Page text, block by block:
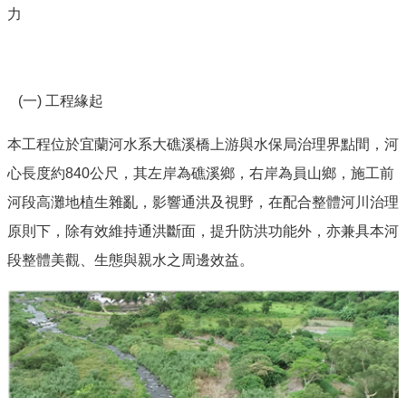
力
(一) 工程緣起
本工程位於宜蘭河水系大礁溪橋上游與水保局治理界點間，河
心長度約840公尺，其左岸為礁溪鄉，右岸為員山鄉，施工前
河段高灘地植生雜亂，影響通洪及視野，在配合整體河川治理
原則下，除有效維持通洪斷面，提升防洪功能外，亦兼具本河
段整體美觀、生態與親水之周邊效益。